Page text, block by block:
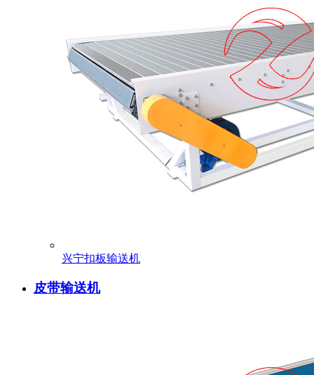
兴宁扣板输送机
皮带输送机